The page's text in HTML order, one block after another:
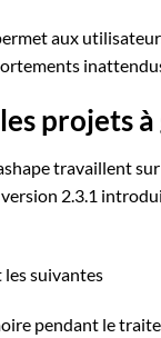
aux
projets à
travaillent
2.3.1
suivantes
pendant le